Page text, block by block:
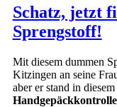
Schatz, jetzt
Sprengstoff!
Mit diesem dummen
Kitzingen an seine
aber er stand in
Handgepäckkontrolle